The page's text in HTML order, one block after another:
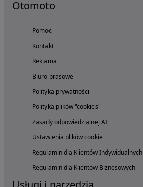
Otomoto
Pomoc
Kontakt
Reklama
Biuro prasowe
Polityka prywatności
Polityka plików "cookies"
Zasady odpowiedzialnej AI
Ustawienia plików cookie
Regulamin dla Klientów Indywidualnych
Regulamin dla Klientów Biznesowych